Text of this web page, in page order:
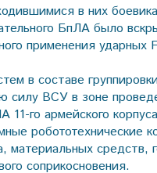
в них
БпЛА было
применения
в составе
силу ВСУ в зоне
го армейского
робототехнические
материальных средств,
соприкосновения.